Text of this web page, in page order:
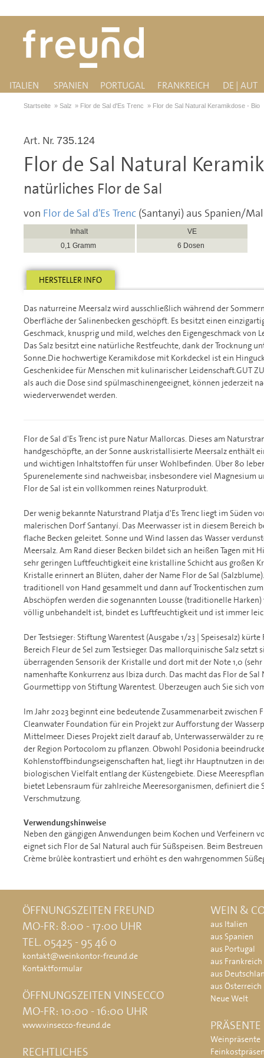
ITALIEN SPANIEN PORTUGAL FRANKREICH DE | AUT
Startseite » Salz » Flor de Sal d'Es Trenc » Flor de Sal Natural Keramikdose - Bio
Art. Nr. 735.124
Flor de Sal Natural
natürliches Flor de Sal
von Flor de Sal d'Es Trenc (Santanyi) aus Spanien/
Inhalt
VE
0,1 Gramm
6 Dosen
HERSTELLER INFO
Das naturreine Meersalz wird ausschließlich während der
Oberfläche der Salinenbecken geschöpft. Es besitzt einen
Geschmack, knusprig und mild, welches den Eigengeschmack von
Das Salz besitzt eine natürliche Restfeuchte, dank der Trocknung
Sonne.Die hochwertige Keramikdose mit Korkdeckel ist ein
Geschenkidee für Menschen mit kulinarischer Leidenschaft.GUT
als auch die Dose sind spülmaschinengeeignet, können jederzeit
wiederverwendet werden.
Flor de Sal d'Es Trenc ist pure Natur Mallorcas. Dieses am
handgeschöpfte, an der Sonne auskristallisierte Meersalz enthält
und wichtigen Inhaltstoffen für unser Wohlbefinden. Über 80
Spurenelemente sind nachweisbar, insbesondere viel Magnesium
Flor de Sal ist ein vollkommen reines Naturprodukt.
Der wenig bekannte Naturstrand Platja d'Es Trenc liegt im Süden
malerischen Dorf Santanyí. Das Meerwasser ist in diesem Bereich
flache Becken geleitet. Sonne und Wind lassen das Wasser
Meersalz. Am Rand dieser Becken bildet sich an heißen Tagen mit
sehr geringen Luftfeuchtigkeit eine kristalline Schicht aus großen
Kristalle erinnert an Blüten, daher der Name Flor de Sal
traditionell von Hand gesammelt und dann auf Trockentischen
Abschöpfen werden die sogenannten Lousse (traditionelle
völlig unbehandelt ist, bindet es Luftfeuchtigkeit und ist immer
Der Testsieger: Stiftung Warentest (Ausgabe 1/23 | Speisesalz) kürte
Bereich Fleur de Sel zum Testsieger. Das mallorquinische Salz setzt
überragenden Sensorik der Kristalle und dort mit der Note 1,0
namenhafte Konkurrenz aus Ibiza durch. Das macht das Flor de
Gourmettipp von Stiftung Warentest. Überzeugen auch Sie sich
Im Jahr 2023 beginnt eine bedeutende Zusammenarbeit zwischen
Cleanwater Foundation für ein Projekt zur Aufforstung der
Mittelmeer. Dieses Projekt zielt darauf ab, Unterwasserwälder zu
der Region Portocolom zu pflanzen. Obwohl Posidonia
Kohlenstoffbindungseigenschaften hat, liegt ihr Hauptnutzen in
biologischen Vielfalt entlang der Küstengebiete. Diese
bietet Lebensraum für zahlreiche Meeresorganismen, definiert die
Verschmutzung.
Verwendungshinweise
Neben den gängigen Anwendungen beim Kochen und Verfeinern
eignet sich Flor de Sal Natural auch für Süßspeisen. Beim
Crème brûlèe kontrastiert und erhöht es den wahrgenommen
ÖFFNUNGSZEITEN FREUND
MO-FR: 8:00 - 17:00 UHR
TEL. 05425 - 95 46 0
kontakt@weinkontor-freund.de
Kontaktformular
ÖFFNUNGSZEITEN VINSECCO
MO-FR: 10:00 - 16:00 UHR
www.vinsecco-freund.de
RECHTLICHES
WEIN &
aus Italien
aus Spanien
aus Portugal
aus Frankreich
aus
aus Österreich
Neue Welt
PRÄSENTE
Weinpräsente